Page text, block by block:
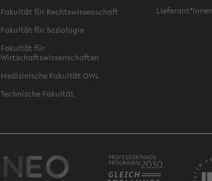
Fakultät für Rechtswissenschaft
Fakultät für Soziologie
Fakultät für
Wirtschaftswissenschaften
Medizinische Fakultät OWL
Technische Fakultät
Lieferant*innen